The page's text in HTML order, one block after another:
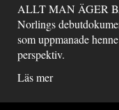
ALLT MAN ÄGER
Norlings
som uppmanade
perspektiv.
Läs mer